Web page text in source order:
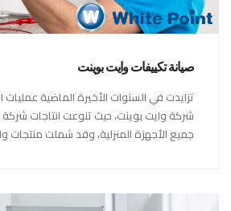
صيانة تكييفات وايت بوينت
تزايدت في السنوات الأخيرة الماضية عمليات
شركة وايت بوينت، حيث تنوعت انتاجات
جميع الأجهزة المنزلية، وقد شملت منتجات